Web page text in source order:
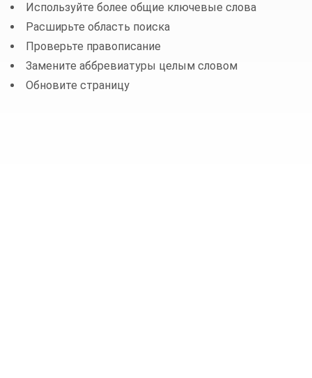
Используйте более общие ключевые слова
Расширьте область поиска
Проверьте правописание
Замените аббревиатуры целым словом
Обновите страницу